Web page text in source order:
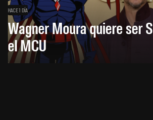
HACE 1 DÍA
Wagner Moura quiere ser
el MCU